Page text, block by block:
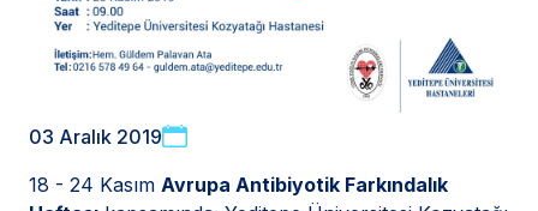
03 Aralık 2019
18 - 24 Kasım Avrupa Antibiyotik Farkındalık